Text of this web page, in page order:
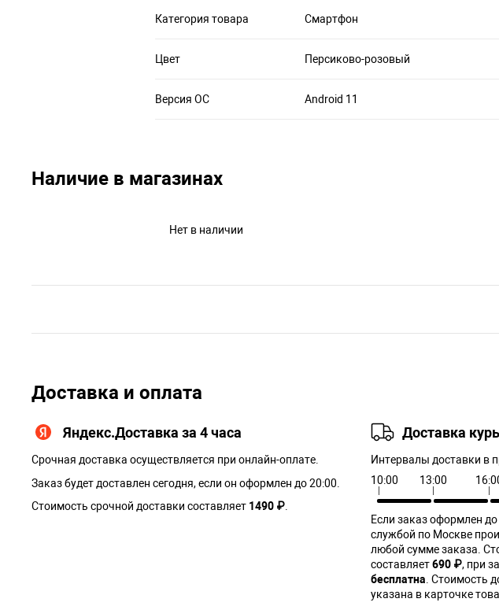
Категория товара Смартфон
Цвет Персиково-розовый
Версия ОС Android 11
Наличие в магазинах
Нет в наличии
Доставка и оплата
Яндекс.Доставка за 4 часа
Срочная доставка осуществляется при онлайн-оплате.
Заказ будет доставлен сегодня, если он оформлен до 20:00.
Стоимость срочной доставки составляет 1490 ₽.
Доставка
Интервалы доставки в
10:00
13:00
Если заказ оформлен
службой по Москве
любой сумме заказа.
составляет690 ₽, при
бесплатна. Стоимость
указана в карточке